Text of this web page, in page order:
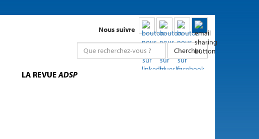
Nous suivre
Chercher
LA REVUEADSP